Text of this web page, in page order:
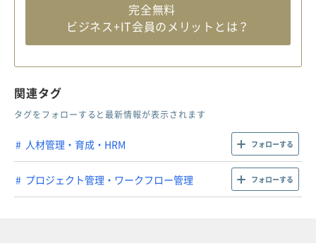
完全無料
ビジネス+IT会員のメリットとは？
関連タグ
タグをフォローすると最新情報が表示されます
人材管理・育成・HRM フォローする
プロジェクト管理・ワークフロー管理 フォローする